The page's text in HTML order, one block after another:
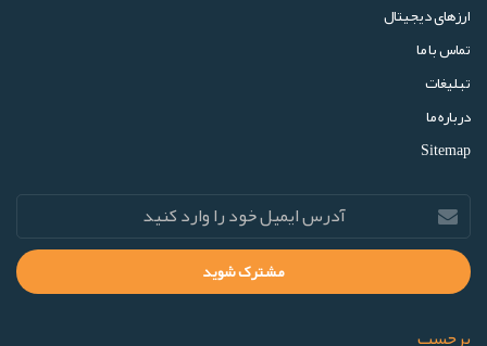
ارز‌های دیجیتال
تماس با ما
تبلیغات
درباره ما
Sitemap
برچسب